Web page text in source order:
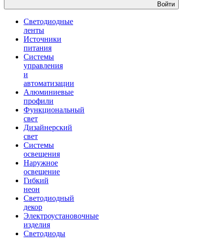
Войти
Светодиодные
ленты
Источники
питания
Системы
управления
и
автоматизации
Алюминиевые
профили
Функциональный
свет
Дизайнерский
свет
Системы
освещения
Наружное
освещение
Гибкий
неон
Светодиодный
декор
Электроустановочные
изделия
Светодиоды